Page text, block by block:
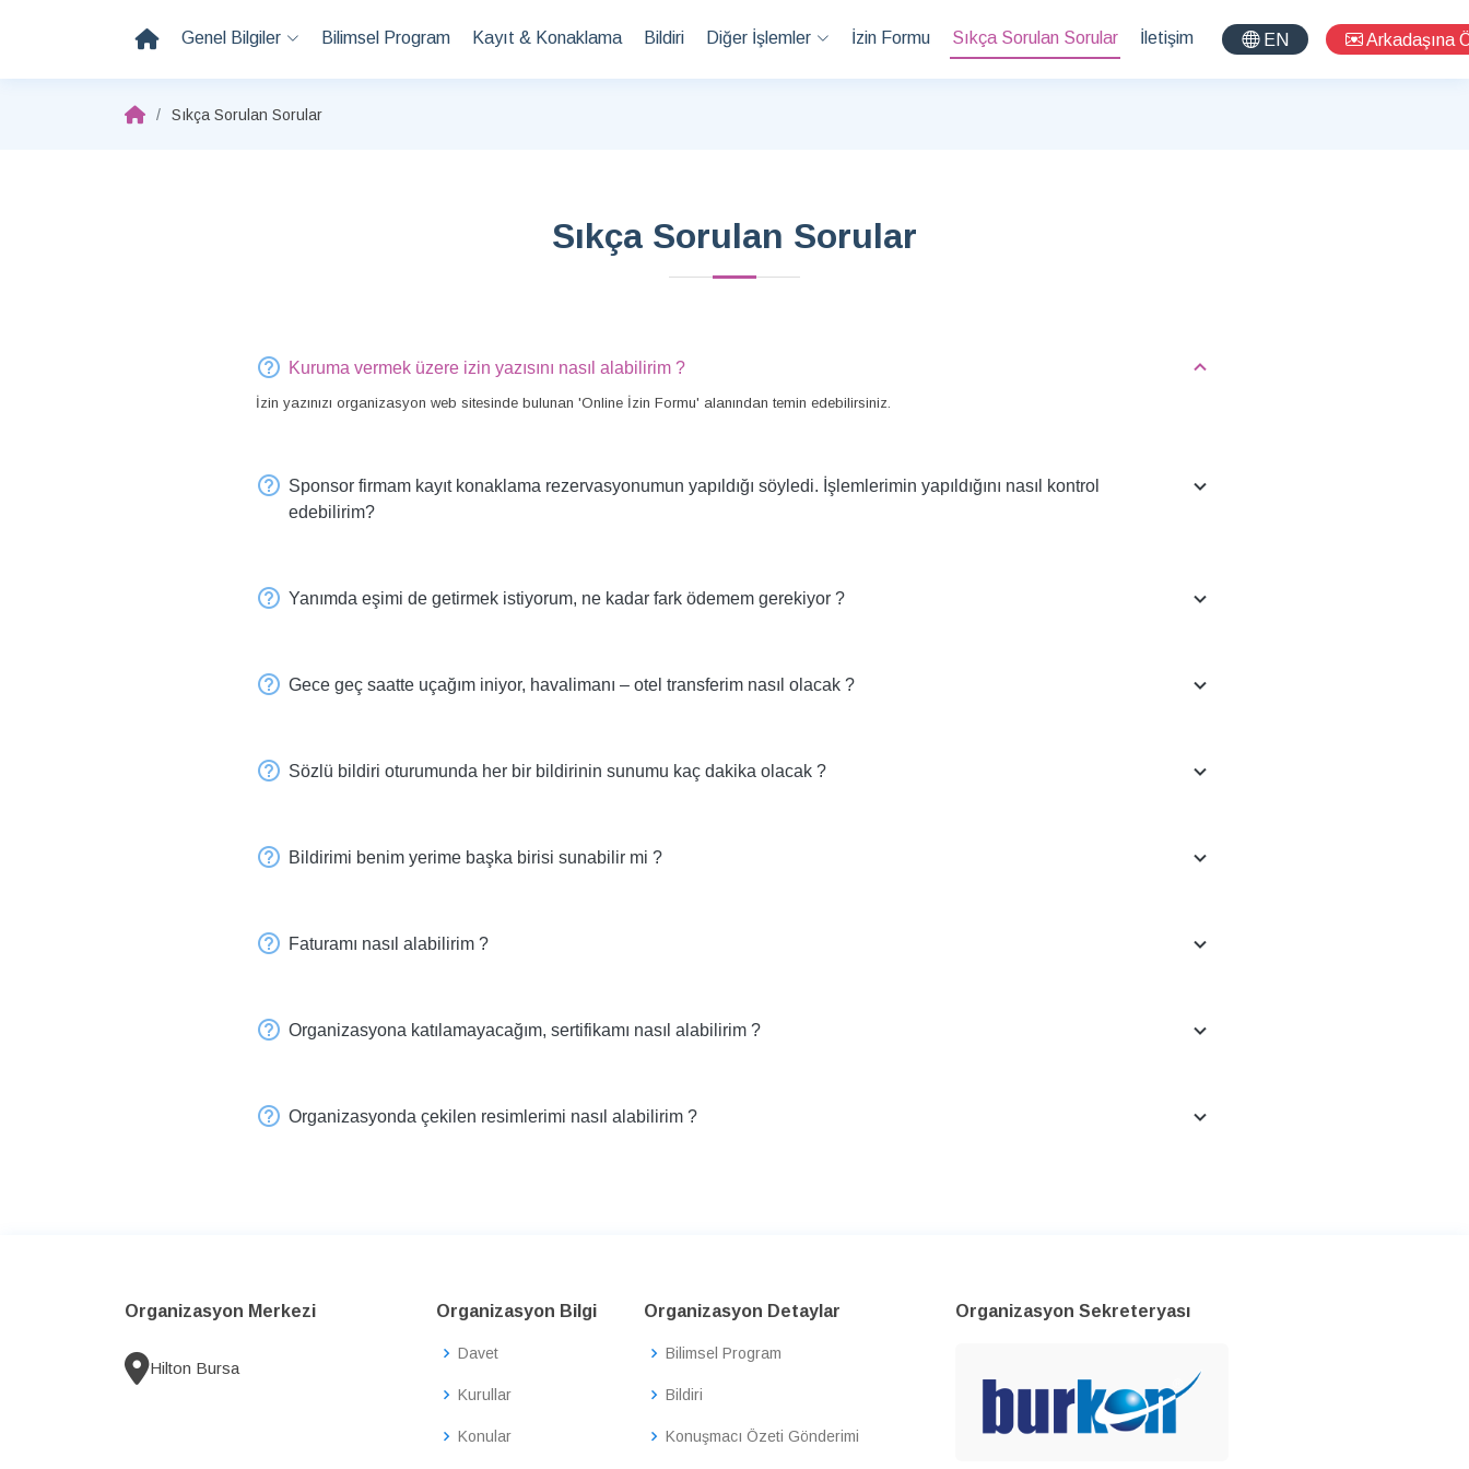
Genel Bilgiler Bilimsel Program Kayıt & Konaklama Bildiri Diğer İşlemler İzin Formu Sıkça Sorulan Sorular İletişim EN Arkadaşına
Sıkça Sorulan Sorular
Sıkça Sorulan Sorular
Kuruma vermek üzere izin yazısını nasıl alabilirim ?
İzin yazınızı organizasyon web sitesinde bulunan 'Online İzin Formu' alanından temin edebilirsiniz.
Sponsor firmam kayıt konaklama rezervasyonumun yapıldığı söyledi. İşlemlerimin yapıldığını nasıl kontrol
edebilirim?
Yanımda eşimi de getirmek istiyorum, ne kadar fark ödemem gerekiyor ?
Gece geç saatte uçağım iniyor, havalimanı – otel transferim nasıl olacak ?
Sözlü bildiri oturumunda her bir bildirinin sunumu kaç dakika olacak ?
Bildirimi benim yerime başka birisi sunabilir mi ?
Faturamı nasıl alabilirim ?
Organizasyona katılamayacağım, sertifikamı nasıl alabilirim ?
Organizasyonda çekilen resimlerimi nasıl alabilirim ?
Organizasyon Merkezi
Hilton Bursa
Organizasyon Bilgi
Davet
Kurullar
Konular
Organizasyon Detaylar
Bilimsel Program
Bildiri
Konuşmacı Özeti Gönderimi
Organizasyon Sekreteryası